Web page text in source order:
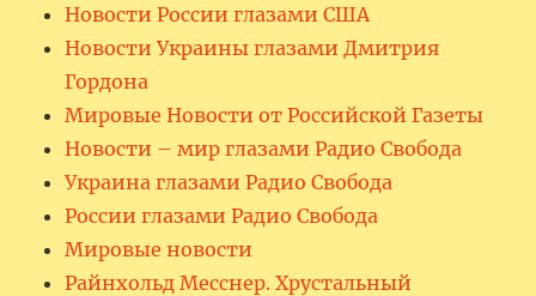
Новости России глазами США
Новости Украины глазами Дмитрия
Гордона
Мировые Новости от Российской Газеты
Новости – мир глазами Радио Свобода
Украина глазами Радио Свобода
России глазами Радио Свобода
Мировые новости
Райнхольд Месснер. Хрустальный